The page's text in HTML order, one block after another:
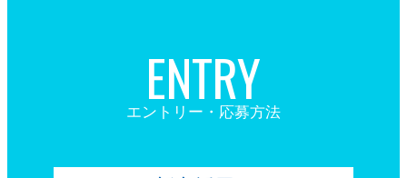
ENTRY
エントリー・応募方法